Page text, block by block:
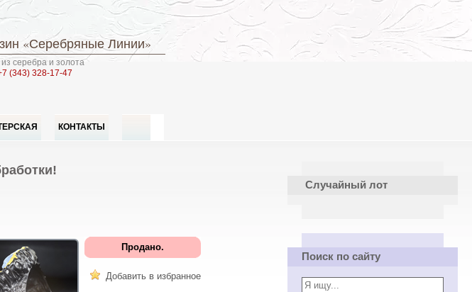
«Серебряные Линии»
серебра и золота
(343) 328-17-47
КОНТАКТЫ
Продано.
Добавить в избранное
Случайный лот
Поиск по сайту